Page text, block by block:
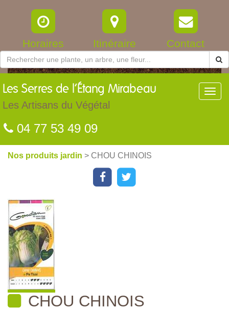
Horaires Itinéraire Contact
Les Serres de l’Étang Mirabeau
Les Artisans du Végétal
04 77 53 49 09
Nos produits jardin > CHOU CHINOIS
CHOU CHINOIS